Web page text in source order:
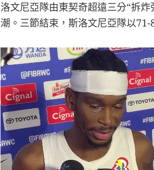
洛文尼亞隊由東契奇超遠三分“拆
潮。三節結束，斯洛文尼亞隊以71-